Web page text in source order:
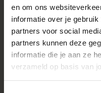
en om ons
informatie over je
partners voor social
partners kunnen deze
informatie die je aan ze
verzameld op basis van